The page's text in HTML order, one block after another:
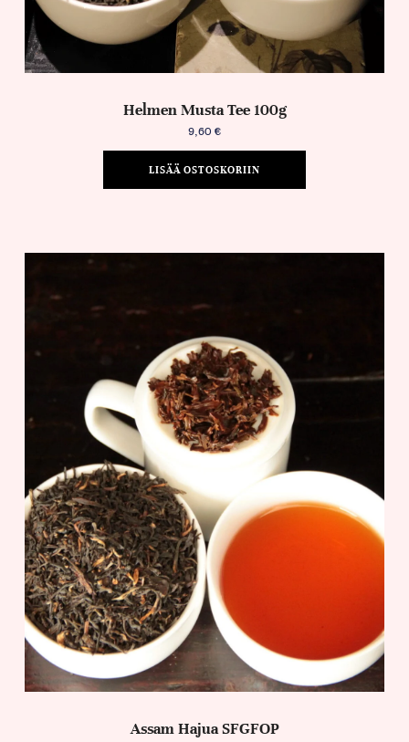
Helmen Musta Tee 100g
9,60 €
LISÄÄ OSTOSKORIIN
Assam Hajua SFGFOP